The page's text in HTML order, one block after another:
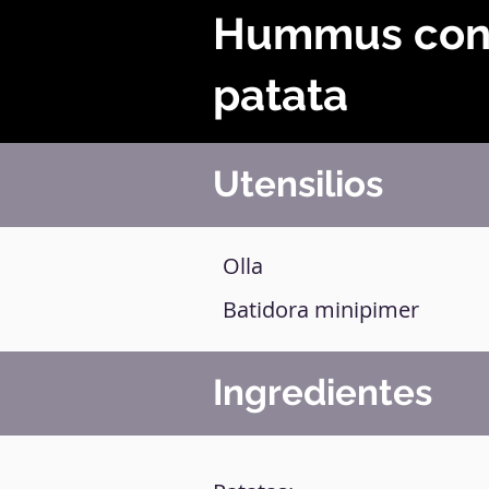
Hummus
patata
Utensilios
Olla
Batidora minipimer
Ingredientes